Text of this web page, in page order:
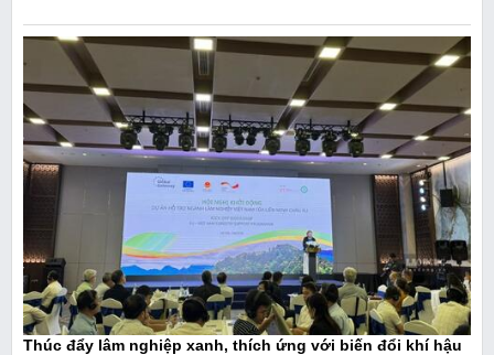
Thúc đẩy lâm nghiệp xanh, thích ứng với biến đổi khí hậu